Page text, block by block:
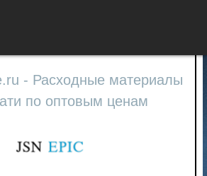
- Расходные материалы
по оптовым ценам